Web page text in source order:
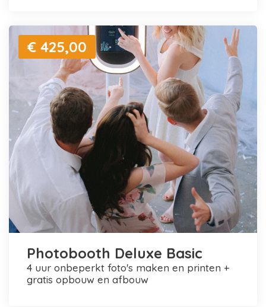
€ 425,00
Photobooth Deluxe Basic
4 uur onbeperkt foto's maken en printen +
gratis opbouw en afbouw